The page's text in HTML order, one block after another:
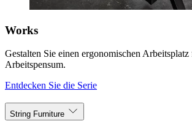
Works
Gestalten Sie einen ergonomischen Arbeitsplatz
Arbeitspensum.
Entdecken Sie die Serie
String Furniture